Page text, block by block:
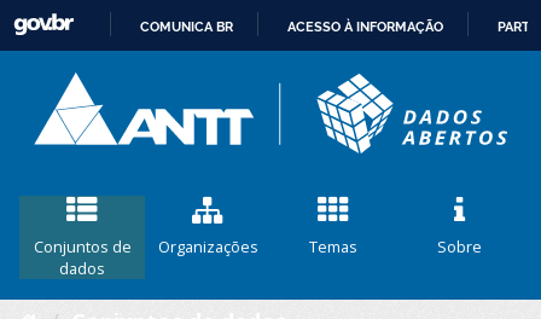
CONTEÚDO
COMUNICA BR ACESSO À INFORMAÇÃO
Conjuntos de
dados
Organizações Temas Sobre